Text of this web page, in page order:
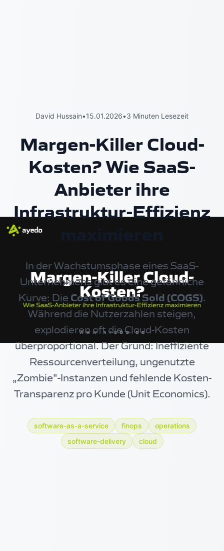
David Hussain•15.01.2026•3 Minuten Lesezeit
Margen-Killer Cloud-
Kosten? Wie SaaS-
Anbieter ihre
Infrastruktur-Effizienz
In der Wachstumsphase eines SaaS-
Unternehmens gibt es eine gefährliche
Kurve: Die Cost of Goods Sold (COGS).
Während die Nutzerzahlen steigen,
explodieren oft die Cloud-Kosten
überproportional. Der Grund: Ineffiziente
Ressourcenverteilung, ungenutzte
„Zombie"-Instanzen und fehlende Kosten-
Transparenz pro Kunde (Unit Economics).
software-as-a-service finops
operations
software-delivery
cloud